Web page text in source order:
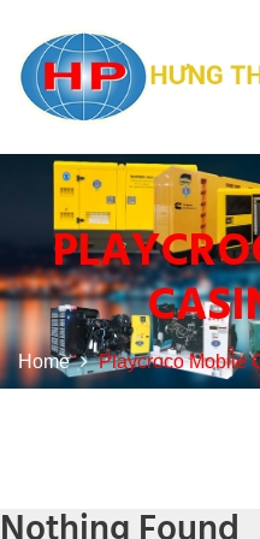
Home Playcroco Mobile